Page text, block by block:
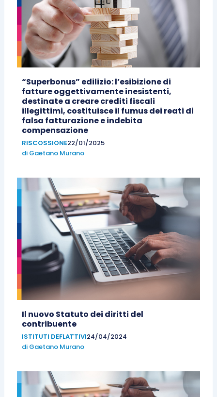
“Superbonus” edilizio: l’esibizione di
fatture oggettivamente inesistenti,
destinate a creare crediti fiscali
illegittimi, costituisce il fumus dei reati di
falsa fatturazione e indebita
compensazione
RISCOSSIONE22/01/2025
di Gaetano Murano
Il nuovo Statuto dei diritti del
contribuente
ISTITUTI DEFLATTIVI24/04/2024
di Gaetano Murano